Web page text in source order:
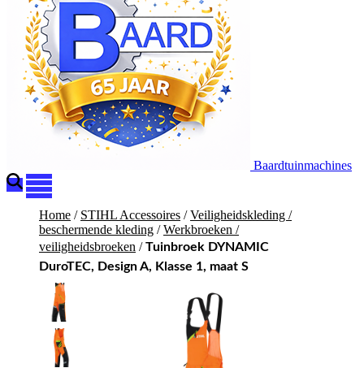
Baardtuinmachines
Home / STIHL Accessoires /Veiligheidskleding /
beschermende kleding /Werkbroeken /
veiligheidsbroeken /Tuinbroek DYNAMIC
DuroTEC, Design A, Klasse 1, maat S